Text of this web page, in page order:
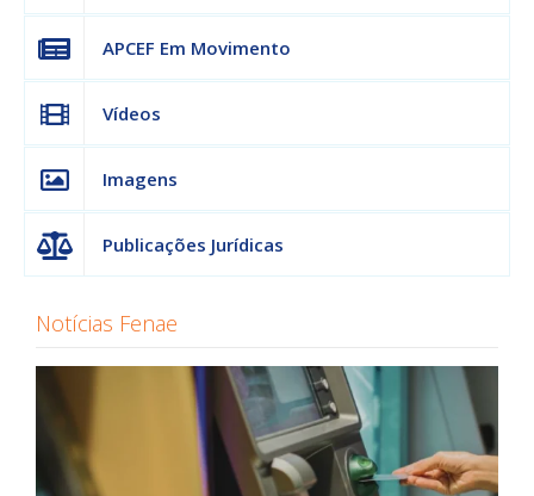
APCEF Em Movimento
Vídeos
Imagens
Publicações Jurídicas
Notícias Fenae